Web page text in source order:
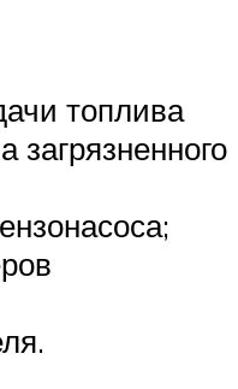
топлива
загрязненного